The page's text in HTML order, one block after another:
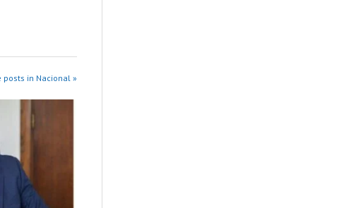
posts in Nacional »